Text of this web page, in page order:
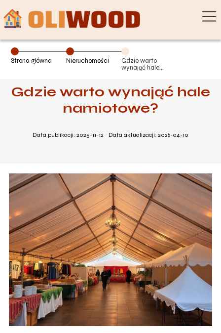
Strona główna Nieruchomości
Gdzie warto
wynająć hale
Gdzie warto wynająć hale
namiotowe?
Data publikacji: 2025-11-12 Data aktualizacji: 2026-04-10